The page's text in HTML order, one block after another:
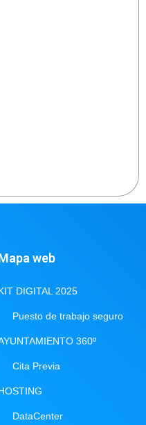
web
DIGITAL 2025
Puesto de trabajo seguro
360º
Cita Previa
DataCenter